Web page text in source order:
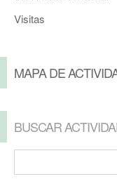
Visitas
MAPA DE
BUSCAR